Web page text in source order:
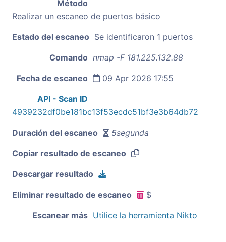
Método
Realizar un escaneo de puertos básico
Estado del escaneo Se identificaron 1 puertos
Comando nmap -F 181.225.132.88
Fecha de escaneo 09 Apr 2026 17:55
API - Scan ID
4939232df0be181bc13f53ecdc51bf3e3b64db72
Duración del escaneo 5segunda
Copiar resultado de escaneo
Descargar resultado
Eliminar resultado de escaneo $
Escanear más Utilice la herramienta Nikto